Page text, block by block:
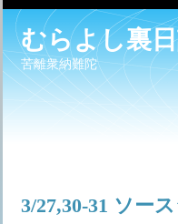
むらよし裏
苦離衆納難陀
3/27,30-31 ソー